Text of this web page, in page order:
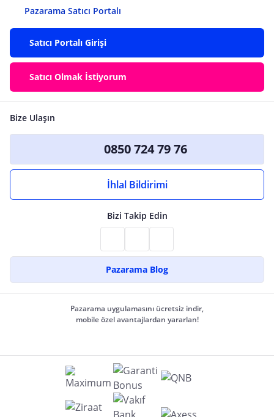
Pazarama Satıcı Portalı
Satıcı Portalı Girişi
Satıcı Olmak İstiyorum
Bize Ulaşın
0850 724 79 76
İhlal Bildirimi
Bizi Takip Edin
Pazarama Blog
Pazarama uygulamasını ücretsiz indir,
mobile özel avantajlardan yararlan!